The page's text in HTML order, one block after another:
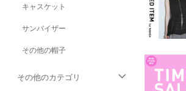
キャスケット
サンバイザー
その他の帽子
その他のカテゴリ